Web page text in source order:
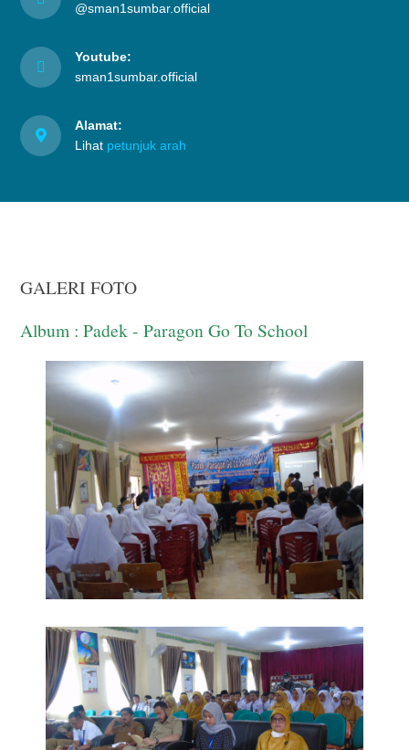
@sman1sumbar.official
Youtube:
sman1sumbar.official
Alamat:
Lihat petunjuk arah
GALERI FOTO
Album : Padek - Paragon Go To School